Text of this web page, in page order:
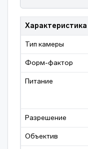
Характеристика
Тип камеры
Форм-фактор
Питание
Разрешение
Объектив